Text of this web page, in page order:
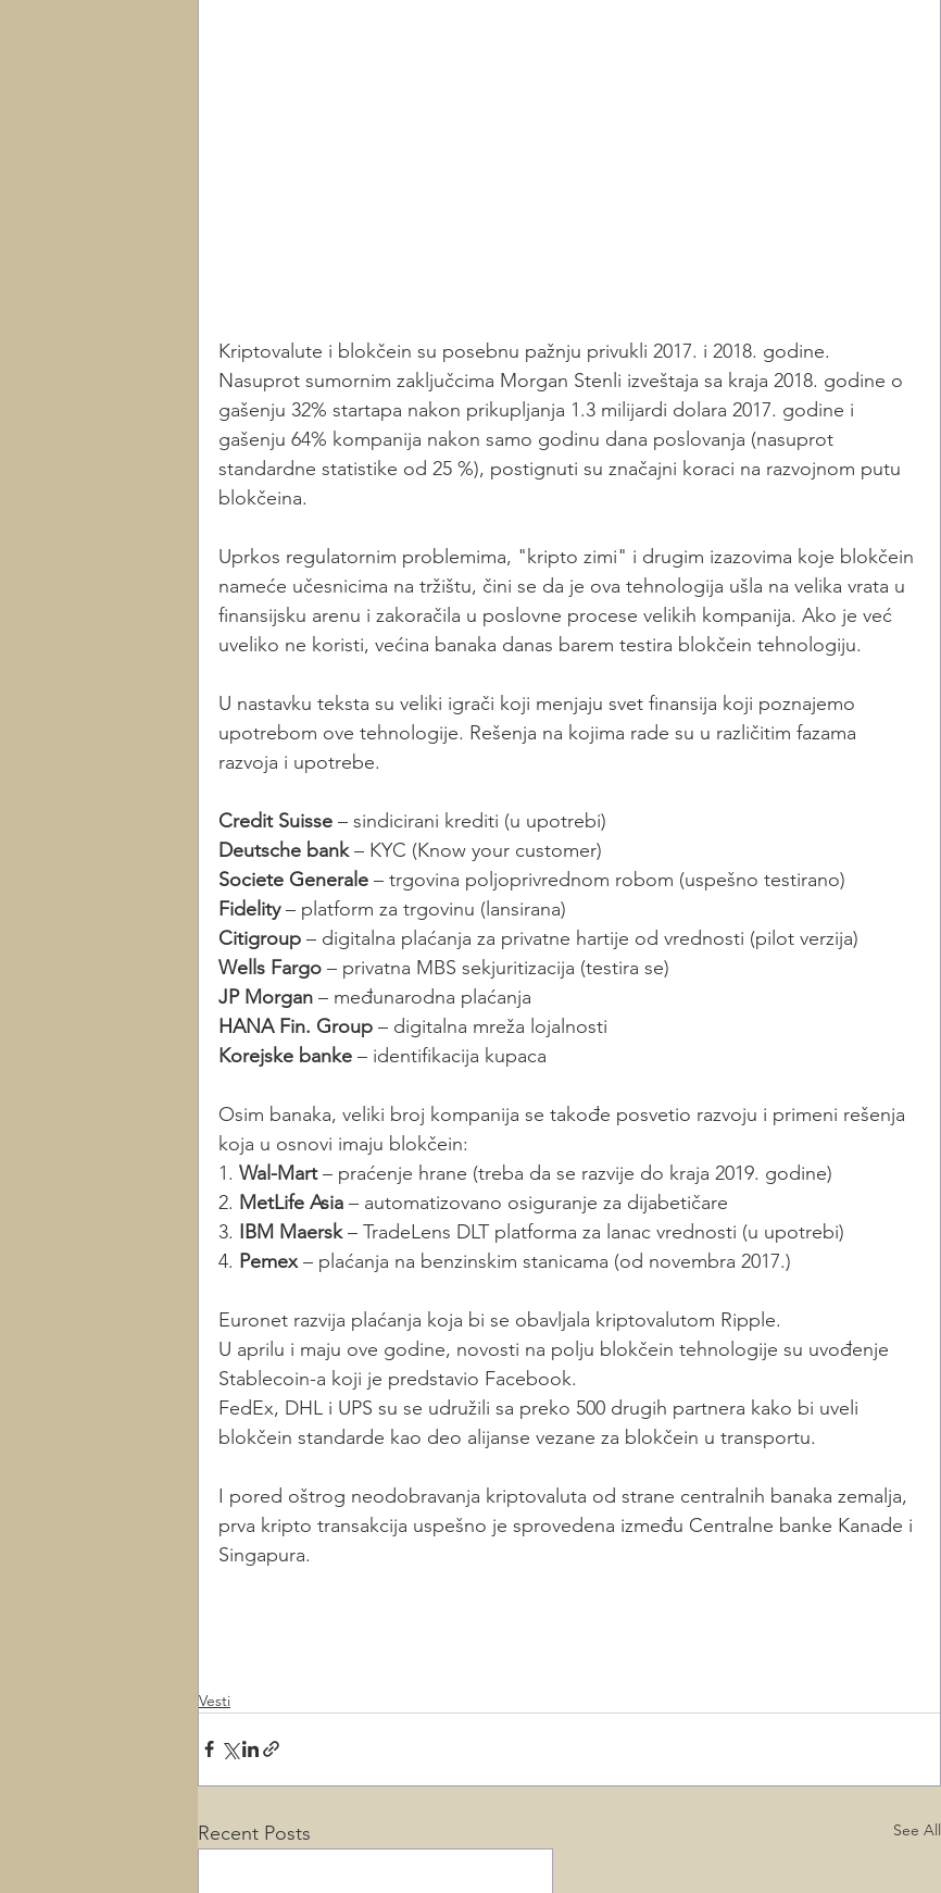
Kriptovalute i blokčein su posebnu pažnju privukli 2017. i 2018. godine.
Nasuprot sumornim zaključcima Morgan Stenli izveštaja sa kraja 2018. godine o
gašenju 32% startapa nakon prikupljanja 1.3 milijardi dolara 2017. godine i
gašenju 64% kompanija nakon samo godinu dana poslovanja (nasuprot
standardne statistike od 25 %), postignuti su značajni koraci na razvojnom putu
blokčeina.
Uprkos regulatornim problemima, "kripto zimi" i drugim izazovima koje blokčein
nameće učesnicima na tržištu, čini se da je ova tehnologija ušla na velika vrata u
finansijsku arenu i zakoračila u poslovne procese velikih kompanija. Ako je već
uveliko ne koristi, većina banaka danas barem testira blokčein tehnologiju.
U nastavku teksta su veliki igrači koji menjaju svet finansija koji poznajemo
upotrebom ove tehnologije. Rešenja na kojima rade su u različitim fazama
razvoja i upotrebe.
Credit Suisse – sindicirani krediti (u upotrebi)
Deutsche bank – KYC (Know your customer)
Societe Generale – trgovina poljoprivrednom robom (uspešno testirano)
Fidelity – platform za trgovinu (lansirana)
Citigroup – digitalna plaćanja za privatne hartije od vrednosti (pilot verzija)
Wells Fargo – privatna MBS sekjuritizacija (testira se)
JP Morgan – međunarodna plaćanja
HANA Fin. Group – digitalna mreža lojalnosti
Korejske banke – identifikacija kupaca
Osim banaka, veliki broj kompanija se takođe posvetio razvoju i primeni rešenja
koja u osnovi imaju blokčein:
1. Wal-Mart – praćenje hrane (treba da se razvije do kraja 2019. godine)
2. MetLife Asia – automatizovano osiguranje za dijabetičare
3. IBM Maersk – TradeLens DLT platforma za lanac vrednosti (u upotrebi)
4. Pemex – plaćanja na benzinskim stanicama (od novembra 2017.)
Euronet razvija plaćanja koja bi se obavljala kriptovalutom Ripple.
U aprilu i maju ove godine, novosti na polju blokčein tehnologije su uvođenje
Stablecoin-a koji je predstavio Facebook.
FedEx, DHL i UPS su se udružili sa preko 500 drugih partnera kako bi uveli
blokčein standarde kao deo alijanse vezane za blokčein u transportu.
I pored oštrog neodobravanja kriptovaluta od strane centralnih banaka zemalja,
prva kripto transakcija uspešno je sprovedena između Centralne banke Kanade i
Singapura.
Vesti
Recent Posts See All